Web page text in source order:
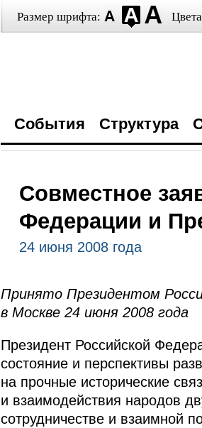
Размер шрифта:
События Структура
Совместное
Федерации и
24 июня 2008 года
Принято Президентом
в Москве 24 июня 2008 года
Президент Российской
состояние и перспективы
на прочные исторические
и взаимодействия народов
сотрудничестве и взаимной